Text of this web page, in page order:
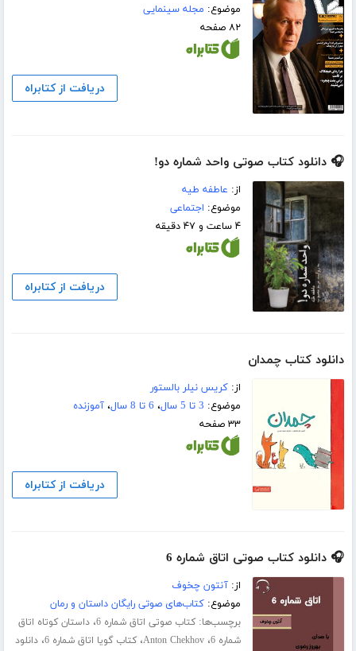
موضوع: مجله سینمایی
۸۲ صفحه
دریافت از کتابراه
🎧 دانلود کتاب صوتی واحد شماره دو!
از: عاطفه طیه
موضوع: اجتماعی
۴ ساعت و ۴۷ دقیقه
دریافت از کتابراه
دانلود کتاب چمدان
از:کریس نیلر بالستور
موضوع: 3 تا 5 سال ، 6 تا 8 سال ،آموزنده
۳۳ صفحه
دریافت از کتابراه
🎧 دانلود کتاب صوتی اتاق شماره 6
از:آنتون چخوف
موضوع:کتاب‌های صوتی رایگان داستان و رمان
برچسب‌ها:کتاب صوتی اتاق شماره 6 ،داستان کوتاه اتاق
شماره 6 ،Anton Chekhov،کتاب گویا اتاق شماره 6 ،دانلود